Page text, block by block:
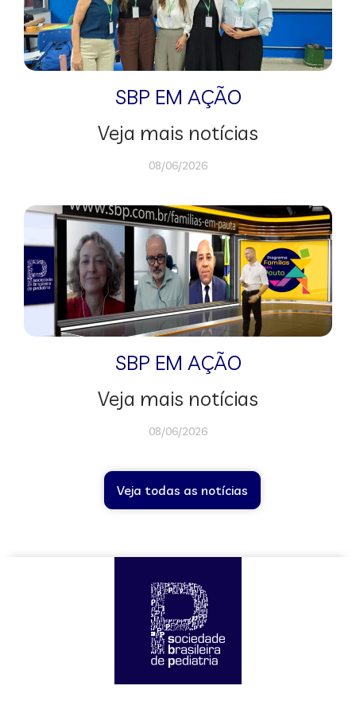
SBP EM AÇÃO
Veja mais notícias
08/06/2026
SBP EM AÇÃO
Veja mais notícias
08/06/2026
Veja todas as notícias